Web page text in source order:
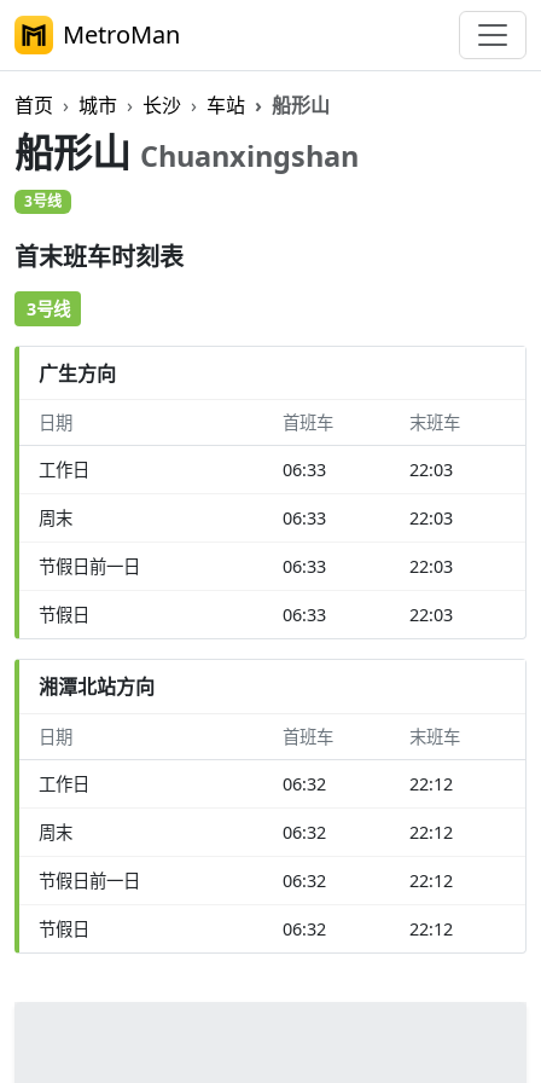
MetroMan
首页 城市 长沙 车站 船形山
船形山 Chuanxingshan
3号线
首末班车时刻表
3号线
广生方向
日期 首班车 末班车
工作日 06:33 22:03
周末 06:33 22:03
节假日前一日 06:33 22:03
节假日 06:33 22:03
湘潭北站方向
日期 首班车 末班车
工作日 06:32 22:12
周末 06:32 22:12
节假日前一日 06:32 22:12
节假日 06:32 22:12